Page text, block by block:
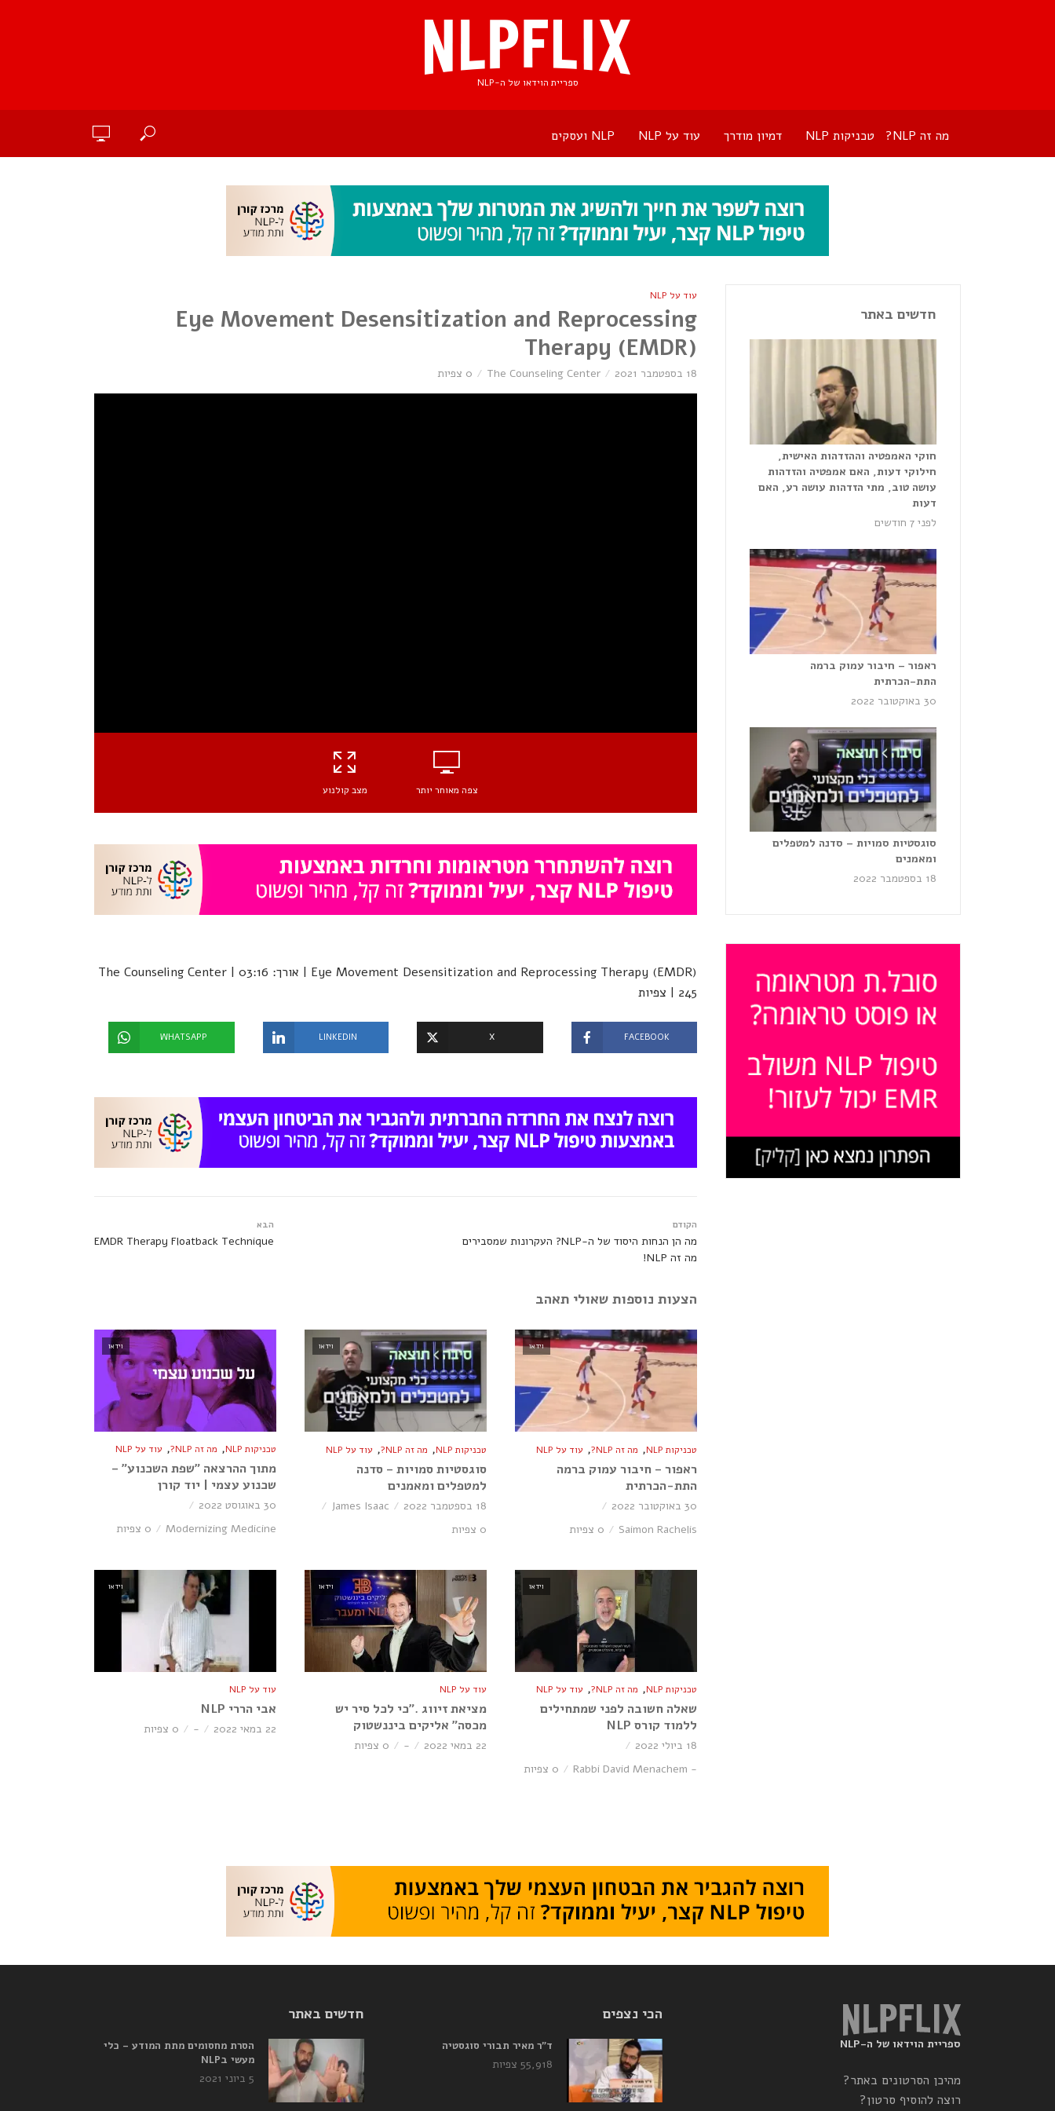
ספריית הוידאו של ה-NLP
מה זה NLP? טכניקות NLP דמיון מודרך עוד על NLP NLP ועסקים
עוד על NLP
Eye Movement Desensitization and Reprocessing
Therapy (EMDR)
18 בספטמבר 2021 The Counseling Center 0 צפיות
צפה מאוחר יותר מצב קולנוע
Eye Movement Desensitization and Reprocessing Therapy (EMDR) | אורך: 03:16 | The Counseling Center
| 245 צפיות
FACEBOOK
X
LINKEDIN
WHATSAPP
הקודם
מה הן הנחות היסוד של ה-NLP? העקרונות שמסבירים
מה זה NLP!
הבא
EMDR Therapy Floatback Technique
הצעות נוספות שאולי תאהב
וידאו
טכניקות NLP , מה זה NLP? , עוד על NLP
ראפור – חיבור עמוק ברמה
התת-הכרתית
30 באוקטובר 2022
Saimon Rachelis
0 צפיות
וידאו
טכניקות NLP , מה זה NLP? , עוד על NLP
סוגסטיות סמויות – סדנה
למטפלים ומאמנים
18 בספטמבר 2022
James Isaac
0 צפיות
וידאו
טכניקות NLP , מה זה NLP? , עוד על NLP
מתוך ההרצאה ״שפת השכנוע״ –
שכנוע עצמי | יוד קורן
30 באוגוסט 2022
Modernizing Medicine
0 צפיות
וידאו
טכניקות NLP , מה זה NLP? , עוד על NLP
שאלה חשובה לפני שמתחילים
ללמוד קורס NLP
18 ביולי 2022
- Rabbi David Menachem
0 צפיות
וידאו
עוד על NLP
מציאת זיווג .”כי לכל סיר יש
מכסה” אליקים ביננשטוק
22 במאי 2022 - 0 צפיות
וידאו
עוד על NLP
אבי הררי NLP
22 במאי 2022 - 0 צפיות
חדשים באתר
חוקי האמפטיה וההזדהות האישית,
חילוקי דעות, האם אמפטיה והזדהות
עושה טוב, מתי הזדהות עושה רע, האם
דעות
לפני 7 חודשים
ראפור – חיבור עמוק ברמה
התת-הכרתית
30 באוקטובר 2022
סוגסטיות סמויות – סדנה למטפלים
ומאמנים
18 בספטמבר 2022
ספריית הוידאו של ה-NLP
מהיכן הסרטונים באתר?
רוצה להוסיף סרטון?
הכי נצפים
ד”ר מאיר תבורי סוגסטיה
55,918 צפיות
חדשים באתר
הסרת מחסומים מתת המודע – כלי
מעשי בNLP
5 ביוני 2021